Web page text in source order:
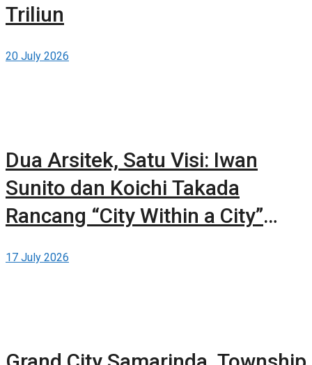
Triliun
20 July 2026
Dua Arsitek, Satu Visi: Iwan
Sunito dan Koichi Takada
Rancang “City Within a City”
17 July 2026